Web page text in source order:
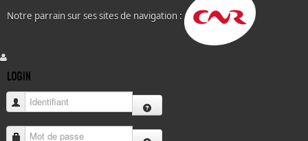
Notre parrain sur ses sites de navigation :
LOGIN
Identifiant
Mot de passe